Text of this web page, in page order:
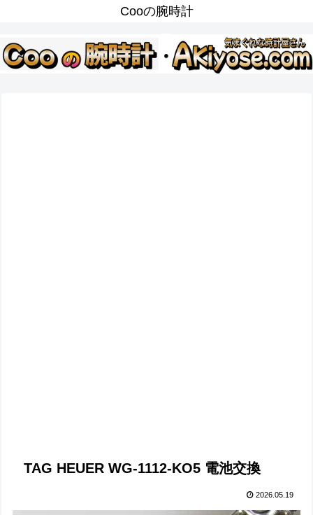
Cooの腕時計
TAG HEUER WG-1112-KO5 電池交換
2026.05.19